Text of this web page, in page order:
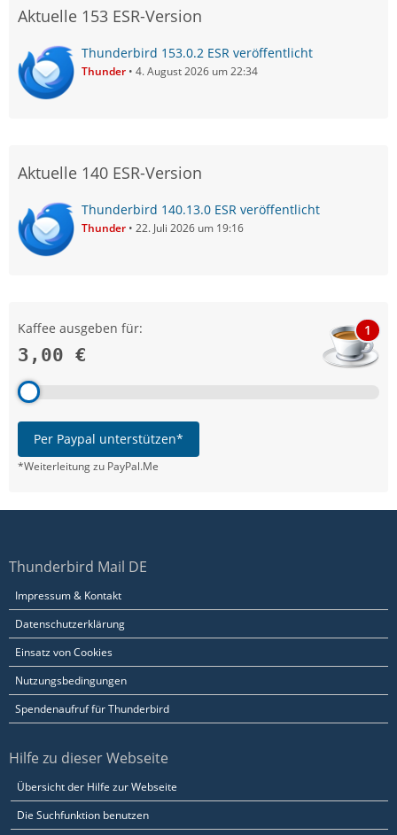
Aktuelle 153 ESR-Version
Thunderbird 153.0.2 ESR veröffentlicht
Thunder 4. August 2026 um 22:34
Aktuelle 140 ESR-Version
Thunderbird 140.13.0 ESR veröffentlicht
Thunder 22. Juli 2026 um 19:16
Kaffee ausgeben für:
3,00 €
1
Per Paypal unterstützen*
*Weiterleitung zu PayPal.Me
Thunderbird Mail DE
Impressum & Kontakt
Datenschutzerklärung
Einsatz von Cookies
Nutzungsbedingungen
Spendenaufruf für Thunderbird
Hilfe zu dieser Webseite
Übersicht der Hilfe zur Webseite
Die Suchfunktion benutzen